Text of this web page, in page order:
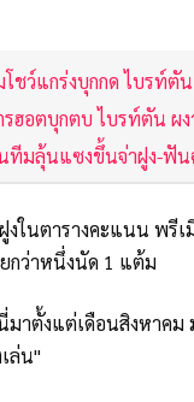
ชว์แกร่งบุกกด ไบรท์ตัน
ฮอตบุกตบ ไบรท์ตัน ผ
ทีมลุ้นแซงขึ้นจ่าฝูง-ฟัน
นตารางคะแนน พรีเ
กว่าหนึ่งนัด 1 แต้ม
าตั้งแต่เดือนสิงหาคม
ล่น"